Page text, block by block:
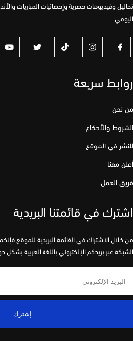
وفيديوهات حصرية وإحصائيات المباريات والأندية
سريعة
والأحكام
في الموقع
معنا
العمل
في قائمتنا البريدية
الاشتراك في القائمة البريدية للموقع فإنكم
عبر بريدكم الإلكتروني باللغة العربية بشكل دوري.
إشترك